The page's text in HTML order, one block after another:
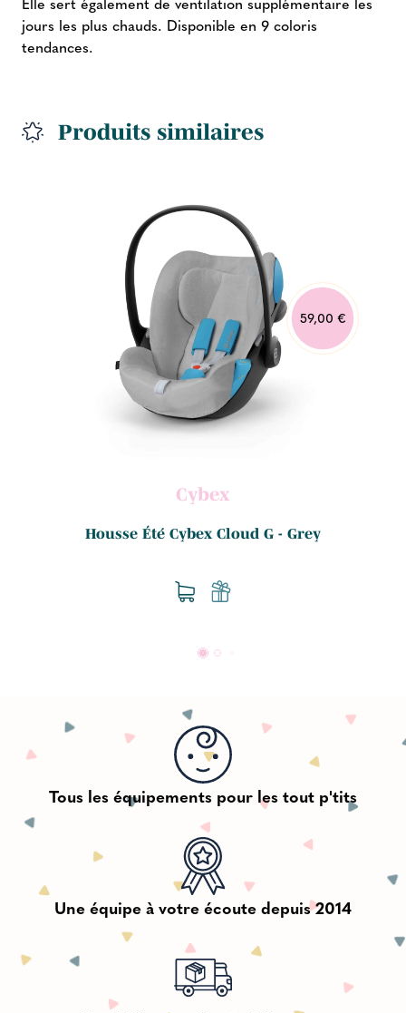
jours les plus chauds. Disponible en 9 coloris
tendances.
Produits similaires
59,00 €
Cybex
Housse Été Cybex Cloud G - Grey
Tous les équipements pour les tout p'tits
Une équipe à votre écoute depuis 2014